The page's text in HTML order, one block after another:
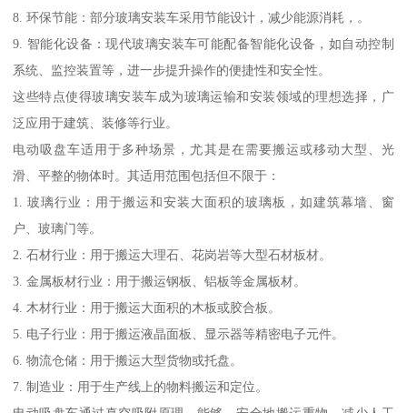
8. 环保节能：部分玻璃安装车采用节能设计，减少能源消耗，。
9. 智能化设备：现代玻璃安装车可能配备智能化设备，如自动控制
系统、监控装置等，进一步提升操作的便捷性和安全性。
这些特点使得玻璃安装车成为玻璃运输和安装领域的理想选择，广
泛应用于建筑、装修等行业。
电动吸盘车适用于多种场景，尤其是在需要搬运或移动大型、光
滑、平整的物体时。其适用范围包括但不限于：
1. 玻璃行业：用于搬运和安装大面积的玻璃板，如建筑幕墙、窗
户、玻璃门等。
2. 石材行业：用于搬运大理石、花岗岩等大型石材板材。
3. 金属板材行业：用于搬运钢板、铝板等金属板材。
4. 木材行业：用于搬运大面积的木板或胶合板。
5. 电子行业：用于搬运液晶面板、显示器等精密电子元件。
6. 物流仓储：用于搬运大型货物或托盘。
7. 制造业：用于生产线上的物料搬运和定位。